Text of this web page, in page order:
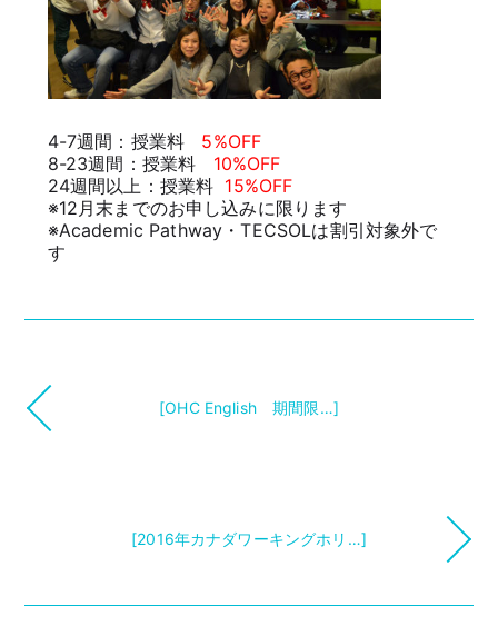
4-7週間：授業料 5%OFF
8-23週間：授業料 10%OFF
24週間以上：授業料 15%OFF
※12月末までのお申し込みに限ります
※Academic Pathway・TECSOLは割引対象外で
す
[OHC English 期間限…]
[2016年カナダワーキングホリ…]